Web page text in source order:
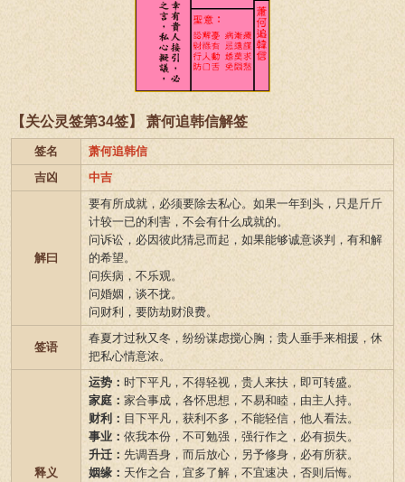
【关公灵签第34签】 萧何追韩信解签
签名
萧何追韩信
吉凶
中吉
解曰
要有所成就，必须要除去私心。如果一年到头，只是斤斤
计较一已的利害，不会有什么成就的。
问诉讼，必因彼此猜忌而起，如果能够诚意谈判，有和解
的希望。
问疾病，不乐观。
问婚姻，谈不拢。
问财利，要防劫财浪费。
签语
春夏才过秋又冬，纷纷谋虑搅心胸；贵人垂手来相援，休
把私心情意浓。
释义
运势： 时下平凡，不得轻视，贵人来扶，即可转盛。
家庭： 家合事成，各怀思想，不易和睦，由主人持。
财利： 目下平凡，获利不多，不能轻信，他人看法。
事业： 依我本份，不可勉强，强行作之，必有损失。
升迁： 先调吾身，而后放心，另予修身，必有所获。
姻缘： 天作之合，宜多了解，不宜速决，否则后悔。